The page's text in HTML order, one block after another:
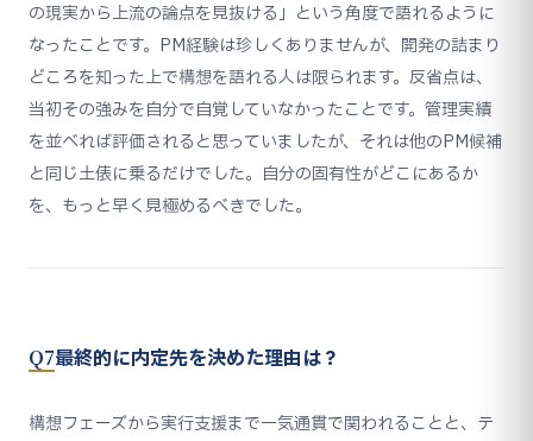
の現実から上流の論点を見抜ける」という角度で語れるように
なったことです。PM経験は珍しくありませんが、開発の詰まり
どころを知った上で構想を語れる人は限られます。反省点は、
当初その強みを自分で自覚していなかったことです。管理実績
を並べれば評価されると思っていましたが、それは他のPM候補
と同じ土俵に乗るだけでした。自分の固有性がどこにあるか
を、もっと早く見極めるべきでした。
Q7最終的に内定先を決めた理由は？
構想フェーズから実行支援まで一気通貫で関われることと、テ